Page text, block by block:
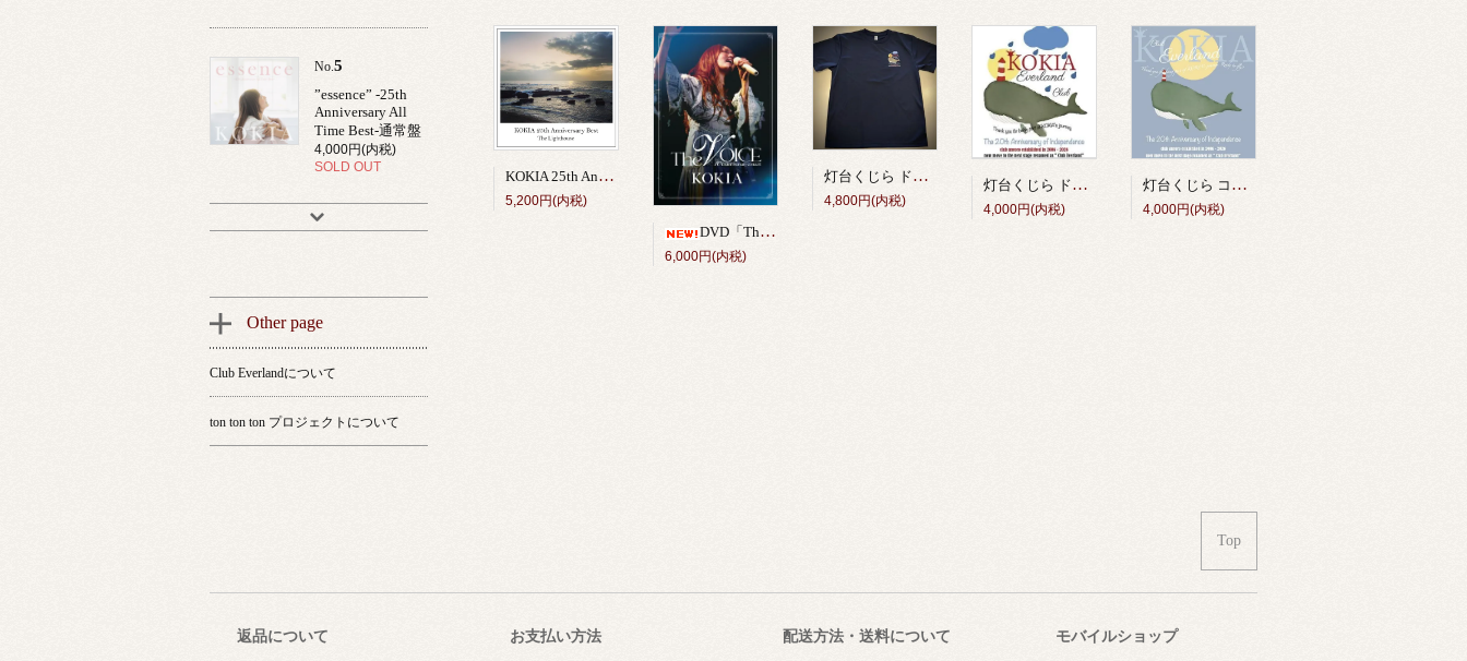
KOKIA 25th Anniversary Best Album「The Lighthouse」
5,200円(内税)
DVD「The VOICE 10th anniversary concert」
6,000円(内税)
灯台くじら ドライTシャツ（紺） <独立20周年記念グッズ＞
4,800円(内税)
灯台くじら ドライTシャツ（白） <独立20周年記念グッズ＞
4,000円(内税)
灯台くじら コットンTシャツ（アシッドブルー） <独立20周年記念グッズ＞
4,000円(内税)
No.5
”essence” -25th
Anniversary All
Time Best-通常盤
4,000円(内税)
SOLD OUT
Other page
Club Everlandについて
ton ton ton プロジェクトについて
Top
返品について お支払い方法 配送方法・送料について モバイルショップ